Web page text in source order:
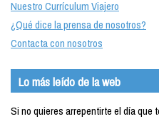
Nuestro Currículum Viajero
¿Qué dice la prensa de nosotros?
Contacta con nosotros
Lo más leído de la web
Si no quieres arrepentirte el día que